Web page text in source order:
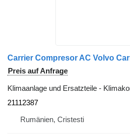
Preis auf Anfrage
Klimaanlage und Ersatzteile -
21112387
Rumänien, Cristesti